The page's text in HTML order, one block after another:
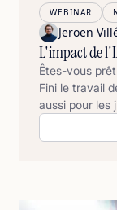
WEBINAR
Jeroen
L'impact de
Êtes-vous
Fini le travail
aussi pour les